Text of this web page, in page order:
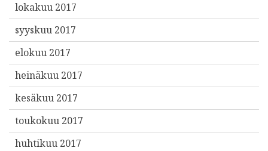
lokakuu 2017
syyskuu 2017
elokuu 2017
heinäkuu 2017
kesäkuu 2017
toukokuu 2017
huhtikuu 2017